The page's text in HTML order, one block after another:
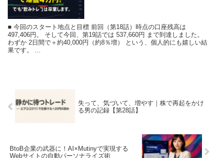
■ 今回のスタート地点と目標 前回（第18話）時点の口座残高は
497,406円。 そして今回、第19話では 537,660円 まで到達しました。
わずか 2日間で＋約40,000円（約8％増） という、個人的にも嬉しい結
果です。 ...
失って、気づいて、増やす｜株で再起をかけ
る男の記録【第28話】
BtoB企業の武器に！AI×Mutinyで実現する
Webサイトの自動パーソナライズ術